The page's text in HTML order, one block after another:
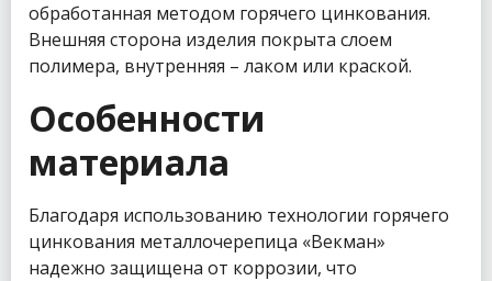
обработанная методом горячего цинкования.
Внешняя сторона изделия покрыта слоем
полимера, внутренняя – лаком или краской.
Особенности
материала
Благодаря использованию технологии горячего
цинкования металлочерепица «Векман»
надежно защищена от коррозии, что